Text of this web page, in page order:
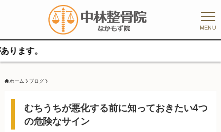
MENU
ホーム ブログ
むちうちが悪化する前に知っておきたい4つ
の危険なサイン